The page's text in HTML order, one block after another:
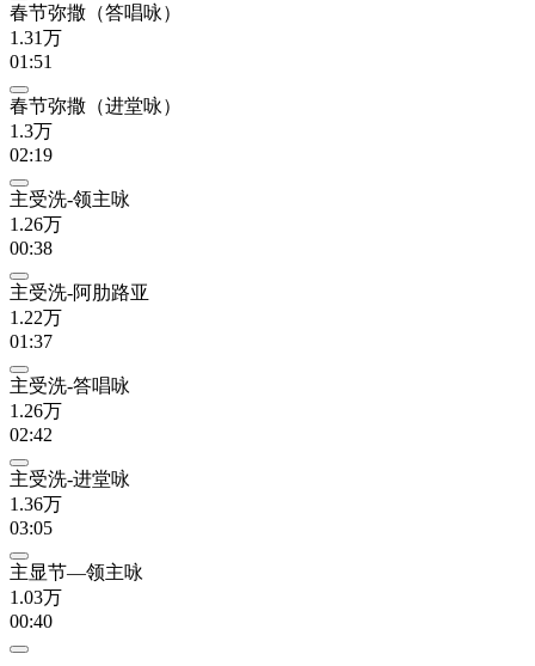
春节弥撒（答唱咏）
1.31万
01:51
春节弥撒（进堂咏）
1.3万
02:19
主受洗-领主咏
1.26万
00:38
主受洗-阿肋路亚
1.22万
01:37
主受洗-答唱咏
1.26万
02:42
主受洗-进堂咏
1.36万
03:05
主显节—领主咏
1.03万
00:40